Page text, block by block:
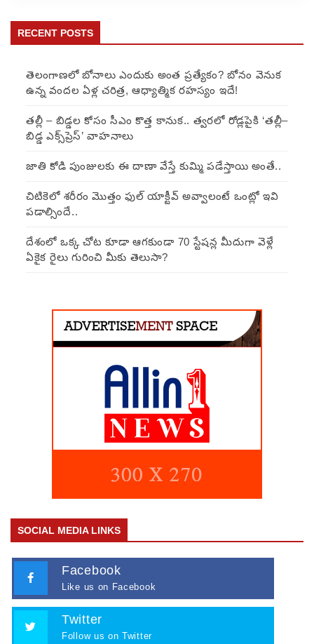
RECENT POSTS
తెలంగాణలో బోనాలు ఎందుకు అంత ప్రత్యేకం? బోనం వెనుక
ఉన్న వందల ఏళ్ల చరిత్ర, ఆధ్యాత్మిక రహస్యం ఇదే!
తల్లీ – బిడ్డల కోసం సీఎం కొత్త కానుక.. త్వరలో రోడ్లపైకి ‘తల్లీ–
బిడ్డ ఎక్స్‌ప్రెస్’ వాహనాలు
జాతి కోడి పుంజులకు ఈ దాణా వేస్తే కుమ్మి పడేస్తాయి అంతే..
చిటికెలో శరీరం మొత్తం ఫుల్ యాక్టీవ్ అవ్వాలంటే ఒంట్లో ఇవి
పడాల్సిందే..
దేశంలో ఒక్క చోట కూడా ఆగకుండా 70 స్టేషన్ల మీదుగా వెళ్లే
ఏకైక రైలు గురించి మీకు తెలుసా?
SOCIAL MEDIA LINKS
Facebook
Like us on Facebook
Twitter
Follow us on Twitter